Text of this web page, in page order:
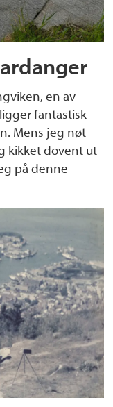
en av
fantastisk
Mens jeg nøt
kikket dovent ut
på denne